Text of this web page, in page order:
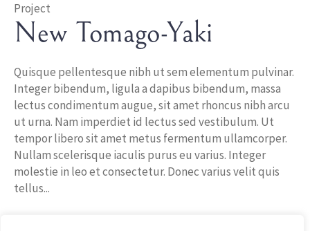
Project
New Tomago-Yaki
Quisque pellentesque nibh ut sem elementum pulvinar.
Integer bibendum, ligula a dapibus bibendum, massa
lectus condimentum augue, sit amet rhoncus nibh arcu
ut urna. Nam imperdiet id lectus sed vestibulum. Ut
tempor libero sit amet metus fermentum ullamcorper.
Nullam scelerisque iaculis purus eu varius. Integer
molestie in leo et consectetur. Donec varius velit quis
tellus...